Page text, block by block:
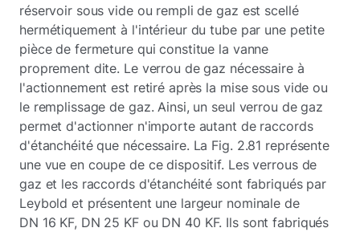
réservoir sous vide ou rempli de gaz est scellé
hermétiquement à l'intérieur du tube par une petite
pièce de fermeture qui constitue la vanne
proprement dite. Le verrou de gaz nécessaire à
l'actionnement est retiré après la mise sous vide ou
le remplissage de gaz. Ainsi, un seul verrou de gaz
permet d'actionner n'importe autant de raccords
d'étanchéité que nécessaire. La Fig. 2.81 représente
une vue en coupe de ce dispositif. Les verrous de
gaz et les raccords d'étanchéité sont fabriqués par
Leybold et présentent une largeur nominale de
DN 16 KF, DN 25 KF ou DN 40 KF. Ils sont fabriqués